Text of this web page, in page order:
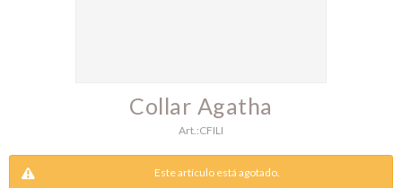
Collar Agatha
CFILI
Este artículo está agotado.